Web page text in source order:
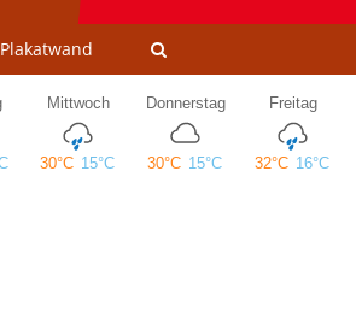
Plakatwand